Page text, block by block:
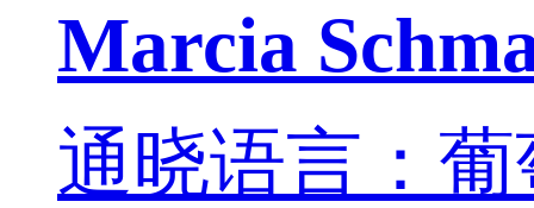
Marcia
通晓语言：